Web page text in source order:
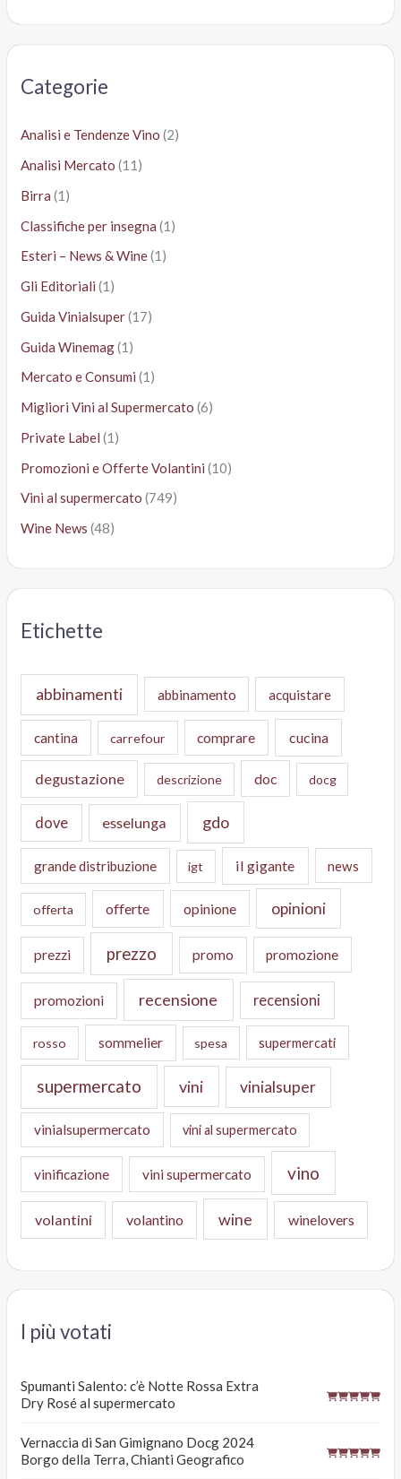
Categorie
Analisi e Tendenze Vino (2)
Analisi Mercato (11)
Birra (1)
Classifiche per insegna (1)
Esteri – News & Wine(1)
Gli Editoriali (1)
Guida Vinialsuper(17)
Guida Winemag(1)
Mercato e Consumi (1)
Migliori Vini al Supermercato (6)
Private Label (1)
Promozioni e Offerte Volantini (10)
Vini al supermercato (749)
Wine News (48)
Etichette
abbinamenti abbinamento acquistare
cantina carrefour comprare cucina
degustazione descrizione doc docg
dove esselunga gdo
grande distribuzione igt il gigante news
offerta offerte opinione opinioni
prezzi prezzo promo promozione
promozioni recensione recensioni
rosso sommelier spesa supermercati
supermercato vini vinialsuper
vinialsupermercato vini al supermercato
vinificazione vini supermercato vino
volantini volantino wine winelovers
I più votati
Spumanti Salento: c’è Notte Rossa Extra
Dry Rosé al supermercato
Vernaccia di San Gimignano Docg 2024
Borgo della Terra, Chianti Geografico